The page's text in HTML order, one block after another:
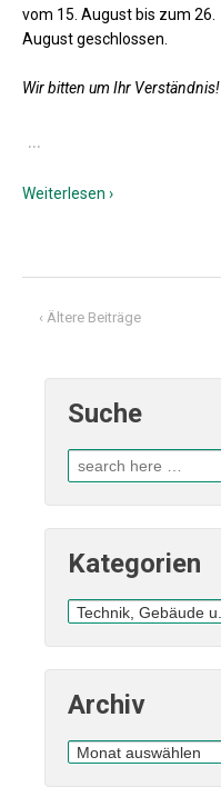
vom 15. August bis zum 26.
August geschlossen.
Wir bitten um Ihr Verständnis!
…
Weiterlesen ›
‹ Ältere Beiträge
Suche
Suche
nach:
Kategorien
Kategorien
Archiv
Archiv